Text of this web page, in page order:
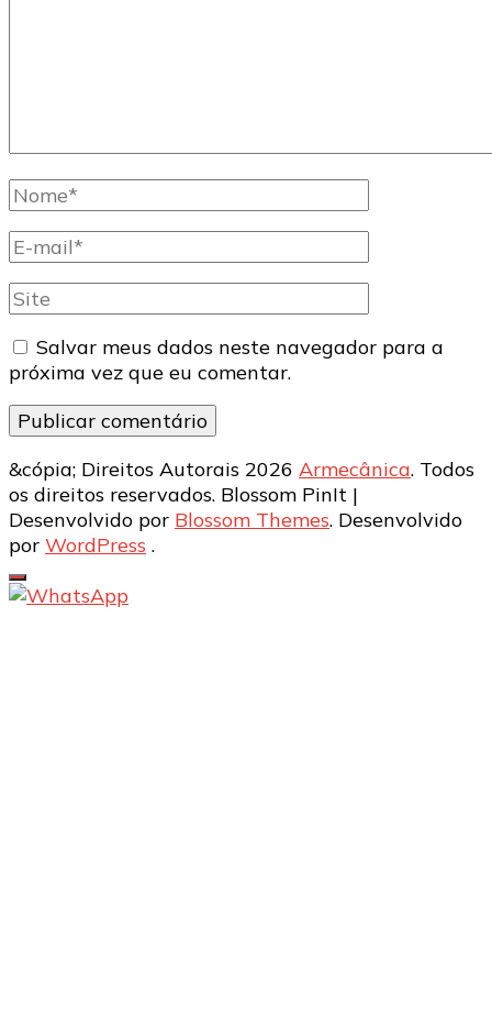
Nome
completo
E-
mail
Site
Salvar meus dados neste navegador para a
próxima vez que eu comentar.
&cópia; Direitos Autorais 2026 Armecânica. Todos
os direitos reservados. Blossom PinIt |
Desenvolvido por Blossom Themes. Desenvolvido
por WordPress .